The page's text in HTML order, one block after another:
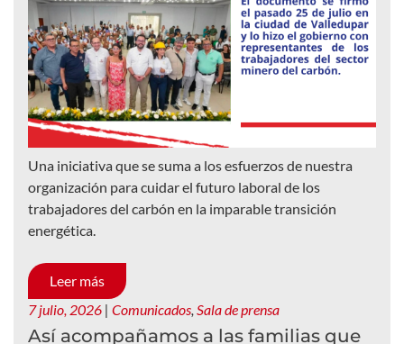
Una iniciativa que se suma a los esfuerzos de nuestra
organización para cuidar el futuro laboral de los
trabajadores del carbón en la imparable transición
energética.
Leer más
7 julio, 2026 | Comunicados, Sala de prensa
Así acompañamos a las familias que